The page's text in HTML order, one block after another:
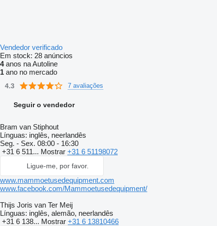
Vendedor verificado
Em stock: 28 anúncios
4anos na Autoline
1 ano no mercado
4.3 7 avaliações
Seguir o vendedor
Bram van Stiphout
Línguas: inglês, neerlandês
Seg. - Sex. 08:00 - 16:30
+31 6 511... Mostrar +31 6 51198072
Ligue-me, por favor.
www.mammoetusedequipment.com
www.facebook.com/Mammoetusedequipment/
Thijs Joris van Ter Meij
Línguas: inglês, alemão, neerlandês
+31 6 138... Mostrar +31 6 13810466